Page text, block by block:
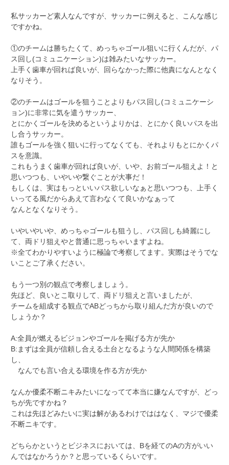
私サッカーど素人なんですが、サッカーに例えると、こんな感じ
ですかね。
①のチームは勝ちたくて、めっちゃゴール狙いに行くんだが、パ
ス回し(コミュニケーション)は雑みたいなサッカー。
上手く歯車が回れば良いが、回らなかった際に他責になんとなく
なりそう。
②のチームはゴールを狙うことよりもパス回し(コミュニケーシ
ョン)に非常に気を遣うサッカー、
とにかくゴールを決めるというよりかは、とにかく良いパスを出
し合うサッカー。
誰もゴールを強く狙いに行ってなくても、それよりもとにかくパ
スを意識。
これもうまく歯車が回れば良いが、いや、お前ゴール狙えよ！と
思いつつも、いやいや繋ぐことが大事だ！
もしくは、実はもっといいパス欲しいなぁと思いつつも、上手く
いってる風だからあえて言わなくて良いかなぁって
なんとなくなりそう。
いやいやいや、めっちゃゴールも狙うし、パス回しも綺麗にし
て、両ドリ狙えやと普通に思っちゃいますよね。
※全てわかりやすいように極論で考察してます。実際はそうでな
いことご了承ください。
もう一つ別の観点で考察しましょう。
先ほど、良いとこ取りして、両ドリ狙えと言いましたが、
チームを組成する観点でABどっちから取り組んだ方が良いので
しょうか？
A:全員が燃えるビジョンやゴールを掲げる方が先か
B:まずは全員が信頼し合える土台となるような人間関係を構築
し、
なんでも言い合える環境を作る方が先か
なんか優柔不断ニキみたいになってて本当に嫌なんですが、どっ
ちが先ですかね？
これは先ほどみたいに実は解があるわけでははなく、マジで優柔
不断ニキです。
どちらかというとビジネスにおいては、Bを経てのAの方がいい
んではなかろうか？と思っているくらいです。